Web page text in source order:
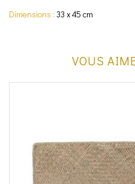
Dimensions : 33 x 45 cm
VOUS